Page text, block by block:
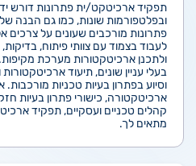
תפקיד ארכיטקט/ית פתרונות דורש
ובפלטפורמות שונות, כמו גם הבנה
פתרונות מורכבים שעונים על
לעבוד בצמוד עם צוותי פיתוח,
ולתכנן ארכיטקטורות מערכת
בעלי עניין שונים, תיעוד
וסיוע בפתרון בעיות טכניות מורכבות.
ארכיטקטורה, כישורי פתרון בעיות
קהלים טכניים ועסקיים, תפקיד
מתאים לך.